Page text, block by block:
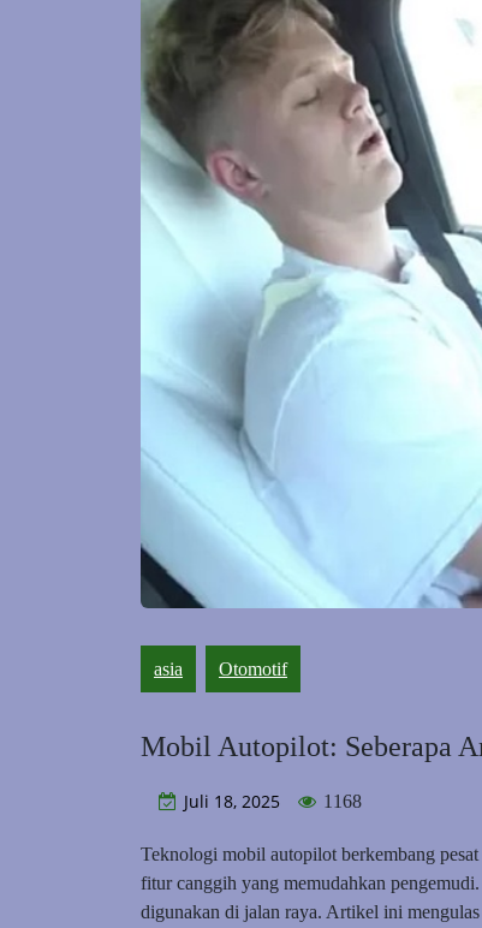
asia Otomotif
Mobil Autopilot: Seberapa
Juli 18, 2025 1168
Teknologi mobil autopilot berkembang pesat
fitur canggih yang memudahkan
digunakan di jalan raya. Artikel ini